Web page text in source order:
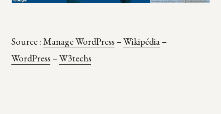
Source : Manage WordPress–Wikipédia–
WordPress–W3techs